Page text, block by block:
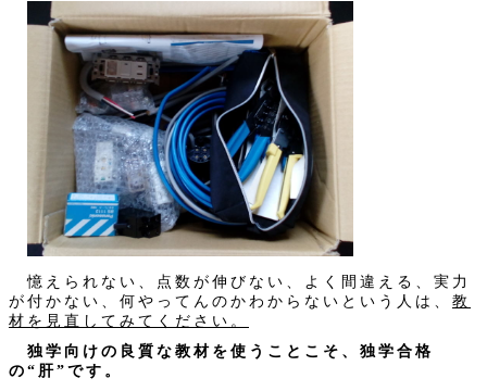
憶えられない、点数が伸びない、よく間違える、実力
が付かない、何やってんのかわからないという人は、 教
材を見直してみてください。
独学向けの良質な教材を使うことこそ、独学合格
の“肝”です。